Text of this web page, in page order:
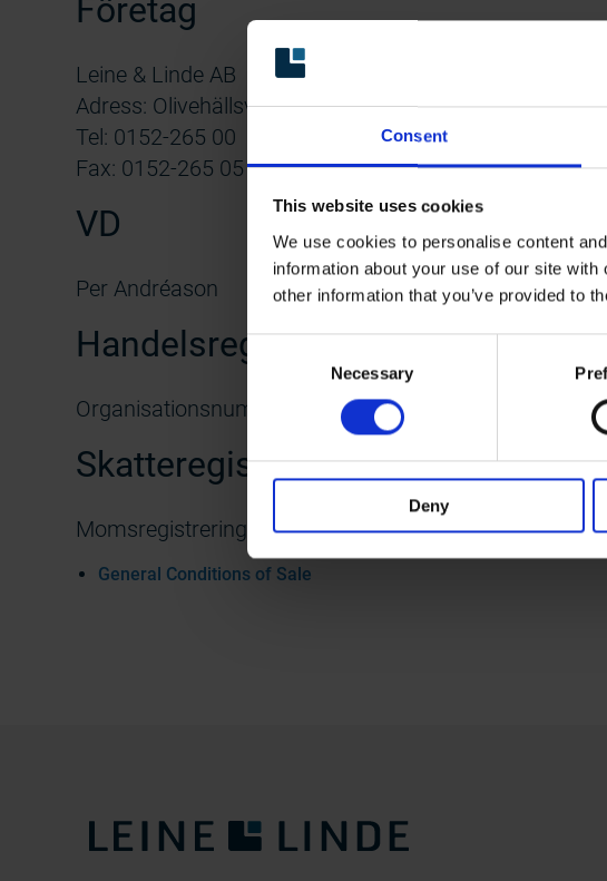
Consent
This website uses cookies
We use cookies to personalise content
information about your use of our site
other information that you’ve provided to
Consent
Necessary
Deny
Företag
Leine & Linde AB
Adress: Olivehällsvägen 8, 645 42 Strängnäs
Tel: 0152-265 00
Fax: 0152-265 05
VD
Per Andréason
Handelsregister
Organisationsnummer: 556112-9593
Skatteregistreringsnummer
Momsregistreringsnummer: SE556112959301
General Conditions of Sale